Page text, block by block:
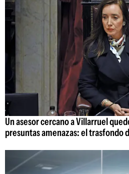
Un asesor cercano a Villarruel
presuntas amenazas: el trasfondo